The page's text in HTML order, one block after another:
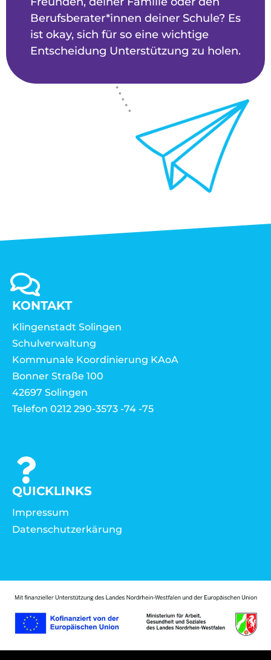
Berufsberater*innen deiner Schule? Es
ist okay, sich für so eine wichtige
Entscheidung Unterstützung zu holen.
KONTAKT
Klingenstadt Solingen
Schulverwaltung
Kommunale Koordinierung KAoA
Bonner Straße 100
42697 Solingen
Telefon 0212 290-3573 -74 -75
QUICKLINKS
Impressum
Datenschutzerkärung